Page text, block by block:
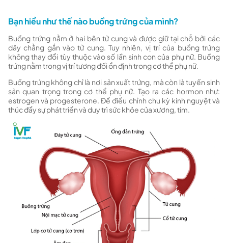
Bạn hiểu như thế nào buồng trứng của mình?
Buồng trứng nằm ở hai bên tử cung và được giữ tại chỗ bởi các
dây chằng gắn vào tử cung. Tuy nhiên, vị trí của buồng trứng
không thay đổi tùy thuộc vào số lần sinh con của phụ nữ. Buồng
trứng nằm trong vị trí tương đối ổn định trong cơ thể phụ nữ.
Buồng trứng không chỉ là nơi sản xuất trứng, mà còn là tuyến sinh
sản quan trọng trong cơ thể phụ nữ. Tạo ra các hormon như:
estrogen và progesterone. Để điều chỉnh chu kỳ kinh nguyệt và
thúc đẩy sự phát triển và duy trì sức khỏe của xương, tim.